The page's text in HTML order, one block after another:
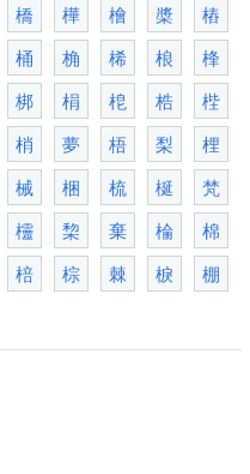
橋 樺 檜 槳
樁
桶 桷 桸 桹
桻
梆 梋 梎 梏
梐
梢 夢 梧 梨
梩
械 梱 梳 梴
梵
欞 棃 棄 棆
棉
棓 棕 棘 棙
棚